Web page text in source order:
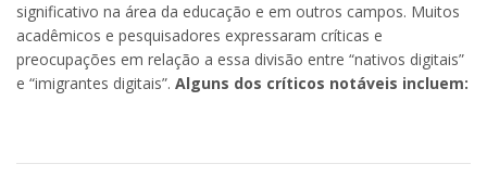
significativo na área da educação e em outros campos. Muitos
acadêmicos e pesquisadores expressaram críticas e
preocupações em relação a essa divisão entre “nativos digitais”
e “imigrantes digitais”. Alguns dos críticos notáveis incluem: